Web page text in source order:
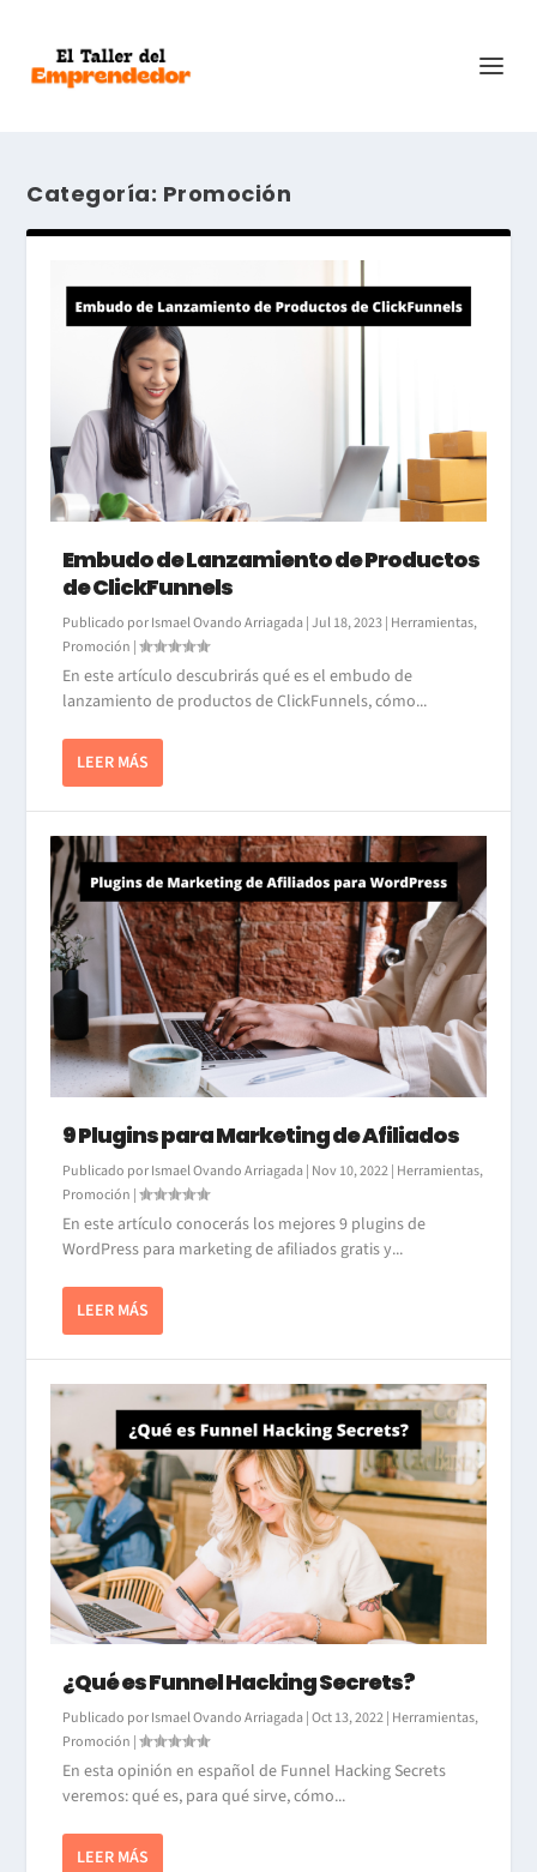
Categoría: Promoción
Embudo de Lanzamiento de Productos
de ClickFunnels
Publicado porIsmael Ovando Arriagada|Jul 18, 2023| Herramientas,
Promoción |
En este artículo descubrirás qué es el embudo de
lanzamiento de productos de ClickFunnels, cómo...
LEER MÁS
9 Plugins para Marketing de Afiliados
Publicado porIsmael Ovando Arriagada| Nov 10, 2022| Herramientas,
Promoción |
En este artículo conocerás los mejores 9 plugins de
WordPress para marketing de afiliados gratis y...
LEER MÁS
¿Qué es Funnel Hacking Secrets?
Publicado porIsmael Ovando Arriagada|Oct 13, 2022| Herramientas,
Promoción |
En esta opinión en español de Funnel Hacking Secrets
veremos: qué es, para qué sirve, cómo...
LEER MÁS